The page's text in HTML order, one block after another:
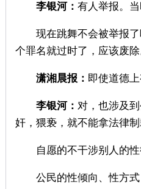
李银河： 有人举报。当
现在跳舞不会被举报了
个罪名就过时了，应该废除
潇湘晨报： 即使道德
李银河： 对，也涉及
奸，猥亵，就不能拿法律制
自愿的不干涉别人的性
公民的性倾向、性方式